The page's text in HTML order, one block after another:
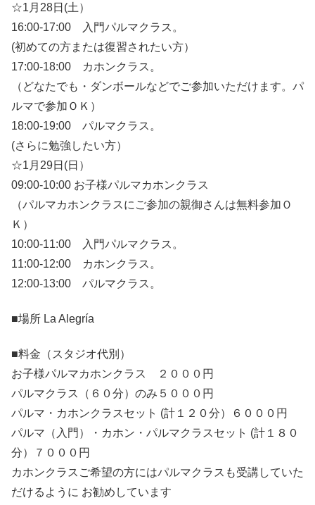
☆1月28日(土）
16:00-17:00 入門パルマクラス。
(初めての方または復習されたい方）
17:00-18:00 カホンクラス。
（どなたでも・ダンボールなどでご参加いただけます。パ
ルマで参加ＯＫ）
18:00-19:00 パルマクラス。
(さらに勉強したい方）
☆1月29日(日）
09:00-10:00 お子様パルマカホンクラス
（パルマカホンクラスにご参加の親御さんは無料参加Ｏ
Ｋ）
10:00-11:00 入門パルマクラス。
11:00-12:00 カホンクラス。
12:00-13:00 パルマクラス。
■場所 La Alegría
■料金（スタジオ代別）
お子様パルマカホンクラス ２０００円
パルマクラス（６０分）のみ５０００円
パルマ・カホンクラスセット (計１２０分）６０００円
パルマ（入門）・カホン・パルマクラスセット (計１８０
分）７０００円
カホンクラスご希望の方にはパルマクラスも受講していた
だけるように お勧めしています